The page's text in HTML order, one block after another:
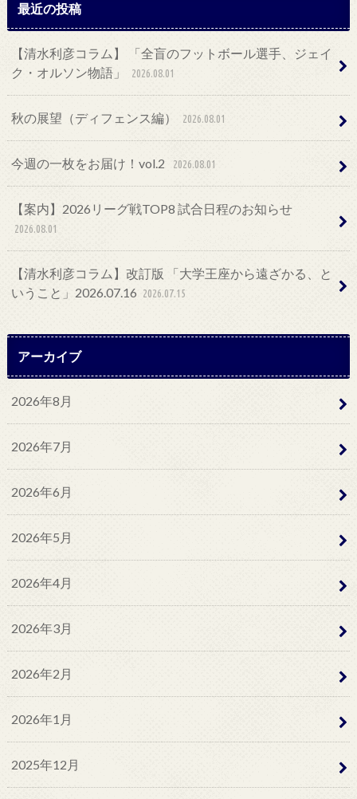
最近の投稿
【清水利彦コラム】 「全盲のフットボール選手、ジェイ
ク・オルソン物語」
2026.08.01
秋の展望（ディフェンス編） 2026.08.01
今週の一枚をお届け！vol.2 2026.08.01
【案内】2026リーグ戦TOP8 試合日程のお知らせ
2026.08.01
【清水利彦コラム】改訂版 「大学王座から遠ざかる、と
いうこと」2026.07.16 2026.07.15
アーカイブ
2026年8月
2026年7月
2026年6月
2026年5月
2026年4月
2026年3月
2026年2月
2026年1月
2025年12月